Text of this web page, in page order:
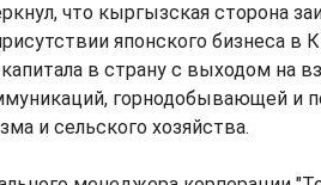
что кыргызская сторона
японского бизнеса в
капитала в страну с выходом на
горнодобывающей
и сельского хозяйства.